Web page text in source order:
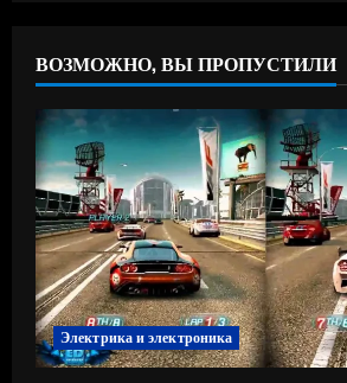
ВОЗМОЖНО, ВЫ ПРОПУСТИЛИ
Электрика и электроника